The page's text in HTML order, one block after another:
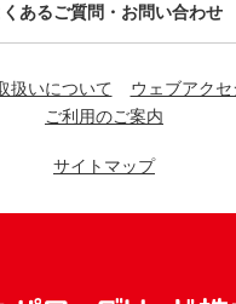
くあるご質問・お問い合わせ
扱いについて
ウェブアクセ
ご利用のご案内
サイトマップ